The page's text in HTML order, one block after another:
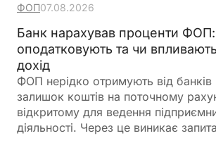
ФОП07.08.2026
Банк нарахував проценти ФОП:
оподатковують та чи
дохід
ФОП нерідко отримують від банків
залишок коштів на поточному
відкритому для ведення
діяльності. Через це виникає